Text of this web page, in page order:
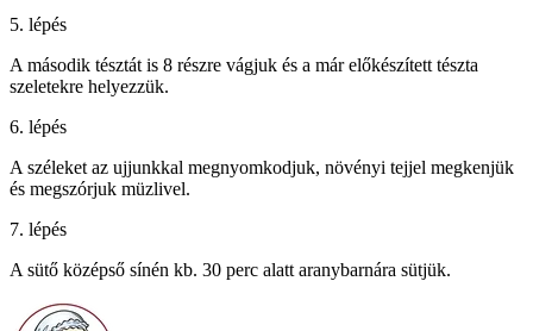
5. lépés
A második tésztát is 8 részre vágjuk és a már előkészített tészta
szeletekre helyezzük.
6. lépés
A széleket az ujjunkkal megnyomkodjuk, növényi tejjel megkenjük
és megszórjuk müzlivel.
7. lépés
A sütő középső sínén kb. 30 perc alatt aranybarnára sütjük.